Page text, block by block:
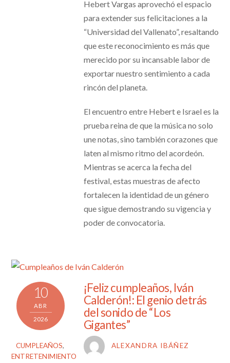
Hebert Vargas aprovechó el espacio
para extender sus felicitaciones a la
“Universidad del Vallenato”, resaltando
que este reconocimiento es más que
merecido por su incansable labor de
exportar nuestro sentimiento a cada
rincón del planeta.
El encuentro entre Hebert e Israel es la
prueba reina de que la música no solo
une notas, sino también corazones que
laten al mismo ritmo del acordeón.
Mientras se acerca la fecha del
festival, estas muestras de afecto
fortalecen la identidad de un género
que sigue demostrando su vigencia y
poder de convocatoria.
10
ABR
2026
CUMPLEAÑOS,
ENTRETENIMIENTO
¡Feliz cumpleaños, Iván
Calderón!: El genio detrás
del sonido de “Los
Gigantes”
ALEXANDRA IBÁÑEZ